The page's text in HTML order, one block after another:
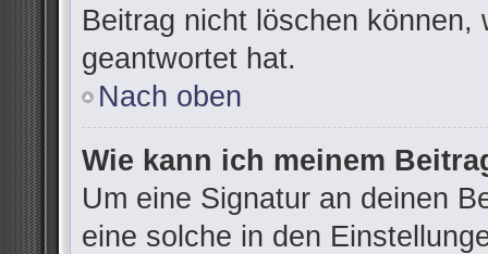
Beitrag nicht löschen können,
geantwortet hat.
Nach oben
Wie kann ich meinem
Um eine Signatur an deinen
eine solche in den